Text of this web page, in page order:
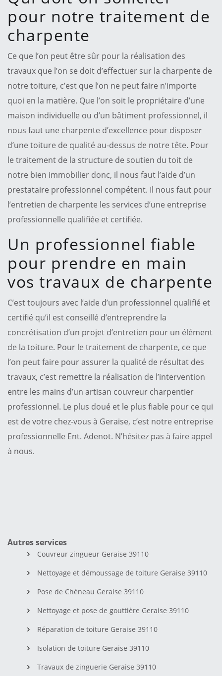
pour notre traitement de
charpente
Ce que l’on peut être sûr pour la réalisation des
travaux que l’on se doit d’effectuer sur la charpente de
notre toiture, c’est que l’on ne peut faire n’importe
quoi en la matière. Que l’on soit le propriétaire d’une
maison individuelle ou d’un bâtiment professionnel, il
nous faut une charpente d’excellence pour disposer
d’une toiture de qualité au-dessus de notre tête. Pour
le traitement de la structure de soutien du toit de
notre bien immobilier donc, il nous faut l’aide d’un
prestataire professionnel compétent. Il nous faut pour
l’entretien de charpente les services d’une entreprise
professionnelle qualifiée et certifiée.
Un professionnel fiable
pour prendre en main
vos travaux de charpente
C’est toujours avec l’aide d’un professionnel qualifié et
certifié qu’il est conseillé d’entreprendre la
concrétisation d’un projet d’entretien pour un élément
de la toiture. Pour le traitement de charpente, ce que
l’on peut faire pour assurer la qualité de résultat des
travaux, c’est remettre la réalisation de l’intervention
entre les mains d’un artisan couvreur charpentier
professionnel. Le plus doué et le plus fiable pour ce qui
est de votre chez-vous à Geraise, c’est notre entreprise
professionnelle Ent. Adenot. N’hésitez pas à faire appel
à nous.
Autres services
Couvreur zingueur Geraise 39110
Nettoyage et démoussage de toiture Geraise 39110
Pose de Chéneau Geraise 39110
Nettoyage et pose de gouttière Geraise 39110
Réparation de toiture Geraise 39110
Isolation de toiture Geraise 39110
Travaux de zinguerie Geraise 39110